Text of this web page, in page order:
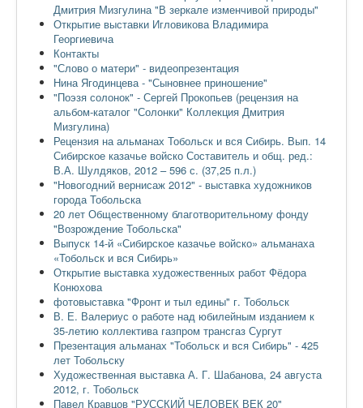
Дмитрия Мизгулина "В зеркале изменчивой природы"
Открытие выставки Игловикова Владимира
Георгиевича
Контакты
"Слово о матери" - видеопрезентация
Нина Ягодинцева - "Сыновнее приношение"
"Поэзя солонок" - Сергей Прокопьев (рецензия на
альбом-каталог "Солонки" Коллекция Дмитрия
Мизгулина)
Рецензия на альманах Тобольск и вся Сибирь. Вып. 14
Сибирское казачье войско Составитель и общ. ред.:
В.А. Шулдяков, 2012 – 596 с. (37,25 п.л.)
"Новогодний вернисаж 2012" - выставка художников
города Тобольска
20 лет Общественному благотворительному фонду
"Возрождение Тобольска"
Выпуск 14-й «Сибирское казачье войско» альманаха
«Тобольск и вся Сибирь»
Открытие выставка художественных работ Фёдора
Конюхова
фотовыставка "Фронт и тыл едины" г. Тобольск
В. Е. Валериус о работе над юбилейным изданием к
35-летию коллектива газпром трансгаз Сургут
Презентация альманах "Тобольск и вся Сибирь" - 425
лет Тобольску
Художественная выставка А. Г. Шабанова, 24 августа
2012, г. Тобольск
Павел Кравцов "РУССКИЙ ЧЕЛОВЕК ВЕК 20"